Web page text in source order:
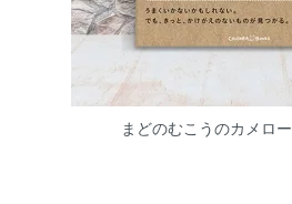
まどのむこうのカメロー